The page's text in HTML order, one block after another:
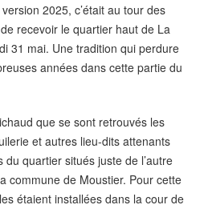
2025, c’était au tour des
recevoir le quartier haut de La
31 mai. Une tradition qui perdure
années dans cette partie du
que se sont retrouvés les
et autres lieu-dits attenants
quartier situés juste de l’autre
commune de Moustier. Pour cette
étaient installées dans la cour de